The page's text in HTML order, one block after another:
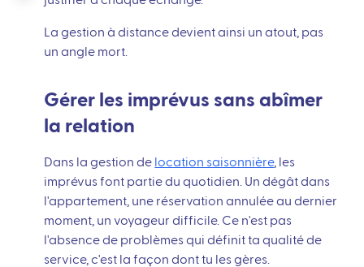
La gestion à distance devient ainsi un atout, pas
un angle mort.
Gérer les imprévus sans abîmer
la relation
Dans la gestion de location saisonnière, les
imprévus font partie du quotidien. Un dégât dans
l'appartement, une réservation annulée au dernier
moment, un voyageur difficile. Ce n'est pas
l'absence de problèmes qui définit ta qualité de
service, c'est la façon dont tu les gères.